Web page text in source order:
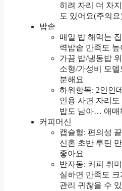
히려 자리 더 차
도 있어요(주의요
밥솥
매일 밥 해먹는
력밥솥 만족도 높
가끔 밥/냉동밥
소형/가성비 모델
분해요
하위항목: 2인인
인용 사면 자리도
밥도 남아… 애매
커피머신
캡슐형: 편의성
신혼 초반 루틴 만
좋아요
반자동: 커피 취
실하면 만족도 크
관리 귀찮을 수